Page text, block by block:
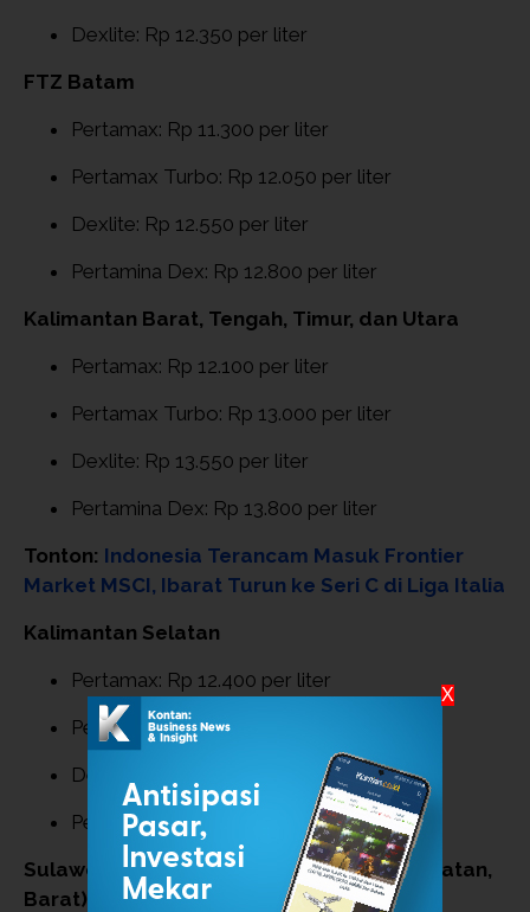
Dexlite: Rp 12.350 per liter
FTZ Batam
Pertamax: Rp 11.300 per liter
Pertamax Turbo: Rp 12.050 per liter
Dexlite: Rp 12.550 per liter
Pertamina Dex: Rp 12.800 per liter
Kalimantan Barat, Tengah, Timur, dan Utara
Pertamax: Rp 12.100 per liter
Pertamax Turbo: Rp 13.000 per liter
Dexlite: Rp 13.550 per liter
Pertamina Dex: Rp 13.800 per liter
Tonton: Indonesia Terancam Masuk Frontier
Market MSCI, Ibarat Turun ke Seri C di Liga Italia
Kalimantan Selatan
Pertamax: Rp 12.400 per liter
Pertamax Turbo: Rp 13.250 per liter
Dexlite: Rp 13.850 per liter
Pertamina Dex: Rp 14.100 per liter
Sulawesi (Utara, Gorontalo, Tenggara, Selatan,
Barat)
X